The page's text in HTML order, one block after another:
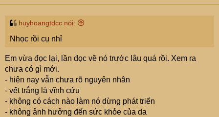
huyhoangtdcc nói:
Nhọc rồi cụ nhỉ
Em vừa đọc lại, lần đọc về nó trước lâu quá rồi. Xem ra
chưa có gì mới.
- hiện nay vẫn chưa rõ nguyên nhân
- vết trắng là vĩnh cửu
- không có cách nào làm nó dừng phát triển
- không ảnh hưởng đến sức khỏe của da